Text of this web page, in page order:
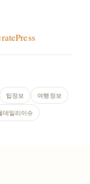
팁정보 여행정보
데일리이슈